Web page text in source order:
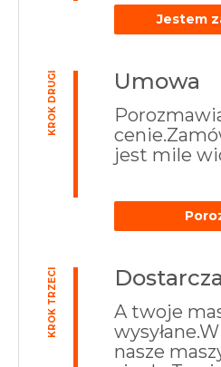
Jestem
KROK DRUGI Umowa
jest mile
KROK TRZECI
A twoje
nasze